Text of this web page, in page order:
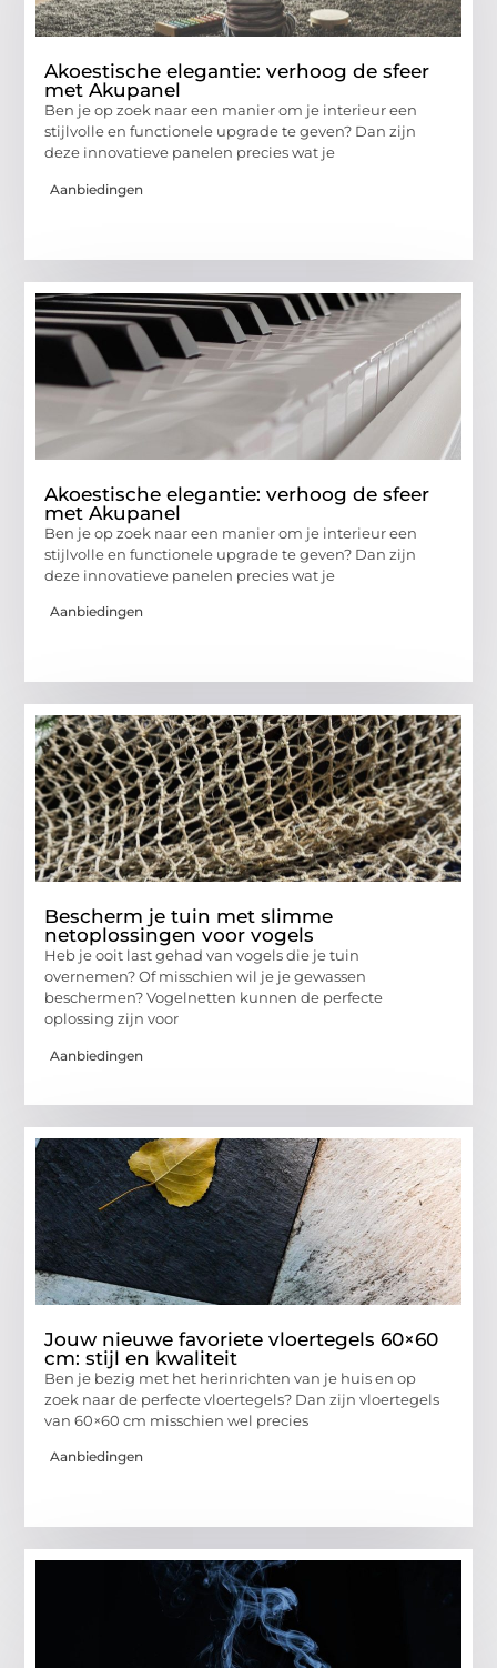
Akoestische elegantie: verhoog de sfeer
met Akupanel
Ben je op zoek naar een manier om je interieur een
stijlvolle en functionele upgrade te geven? Dan zijn
deze innovatieve panelen precies wat je
Aanbiedingen
Akoestische elegantie: verhoog de sfeer
met Akupanel
Ben je op zoek naar een manier om je interieur een
stijlvolle en functionele upgrade te geven? Dan zijn
deze innovatieve panelen precies wat je
Aanbiedingen
Bescherm je tuin met slimme
netoplossingen voor vogels
Heb je ooit last gehad van vogels die je tuin
overnemen? Of misschien wil je je gewassen
beschermen? Vogelnetten kunnen de perfecte
oplossing zijn voor
Aanbiedingen
Jouw nieuwe favoriete vloertegels 60×60
cm: stijl en kwaliteit
Ben je bezig met het herinrichten van je huis en op
zoek naar de perfecte vloertegels? Dan zijn vloertegels
van 60×60 cm misschien wel precies
Aanbiedingen